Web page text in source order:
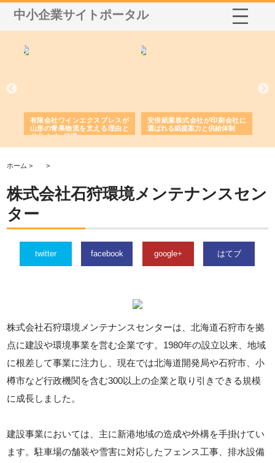
中小企業サイトポータル
有限会社ワインエクスプレスが
山形の青果物流を支える理由と
ドライバー待遇
安倍紙業株式会社が印刷会社に
選ばれる紙提案力と供給体制
ホーム > >
株式会社石狩環境メンテナンスセン
ター
twitter facebook google+ はてブ
株式会社石狩環境メンテナンスセンターは、北海道石狩市を拠
点に建設や環境事業を営む企業です。1980年の設立以来、地域
に根差して事業に注力し、現在では北海道開発局や石狩市、小
樽市など行政機関を含む300以上の企業と取り引きできる規模
に成長しました。
建設事業においては、主に新港地域の造成や外構を手掛けてい
ます。駐車場の舗装や雪害に対応したフェンス工事、排水設備